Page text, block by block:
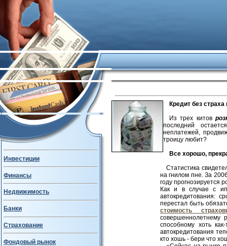
Инвестиции
Финансы
Недвижимость
Банки
Страхование
Фондовый рынок
Кредит без страха
Из трех китов
последний
неплатежей,
троицу любит?
Все хорошо,
Статистика
на гнилом пне. За
году прогнозируется
Как и в случае с
автокредитования:
перестал быть
стоимость
совершеннолетнему
способному хоть
автокредитования
кто хошь - бери что